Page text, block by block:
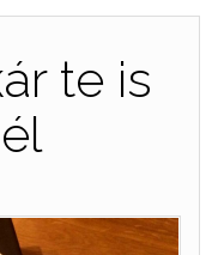
te is